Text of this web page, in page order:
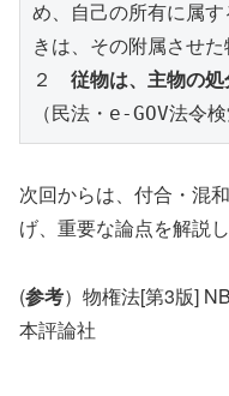
め、自己の所有に属
きは、その附属させた
２ 従物は、主物の処
（民法・e-GOV法令検
次回からは、付合・混
げ、重要な論点を解説
(参考）物権法[第3版]
本評論社